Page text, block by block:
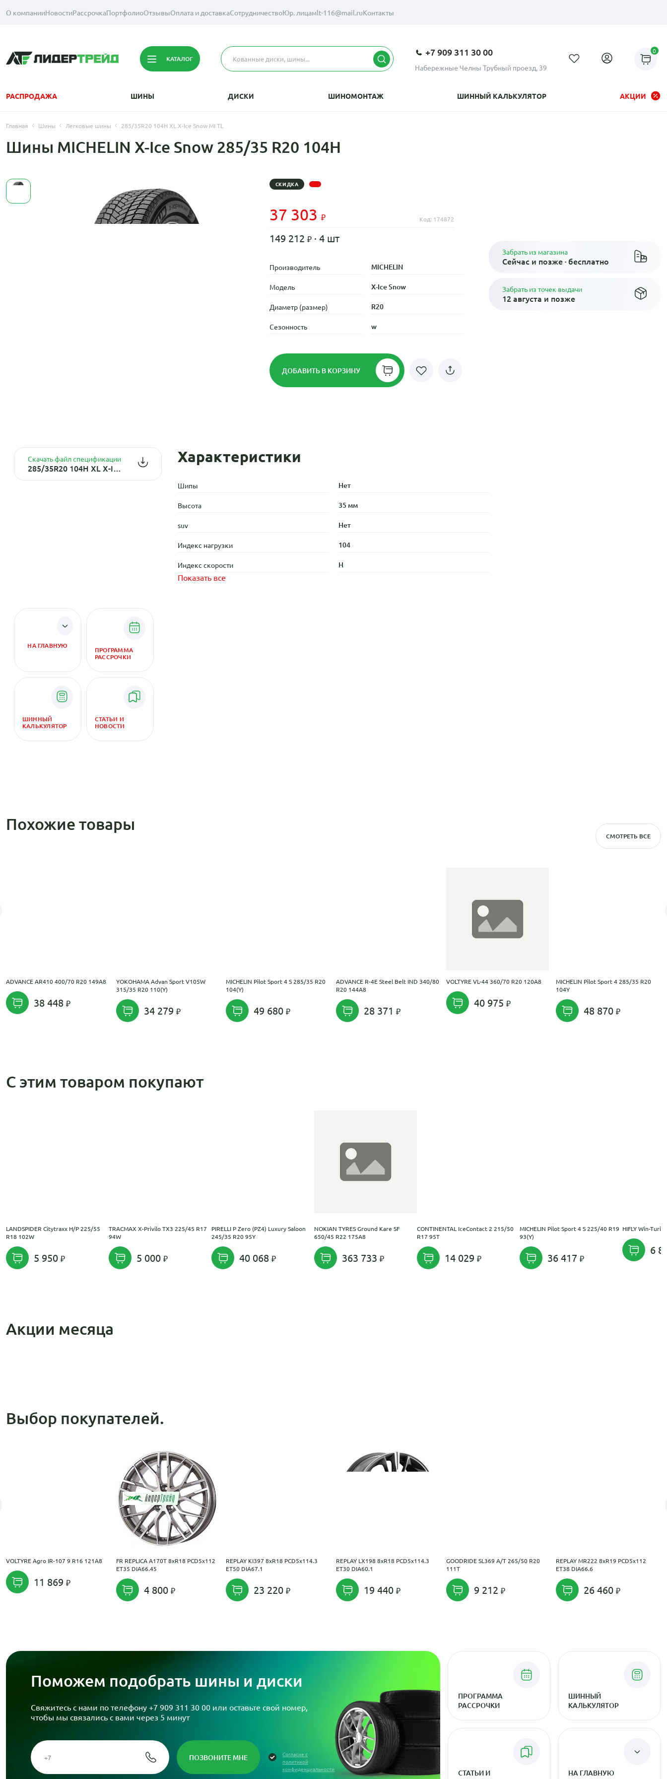
О компанииНовостиРассрочкаПортфолиоОтзывыОплата и доставкаСотрудничествоЮр. лицамlt-116@mail.ruКонтакты
КАТАЛОГ
+7 909 311 30 00
Набережные Челны Трубный проезд, 39
0
РАСПРОДАЖА ШИНЫ ДИСКИ ШИНОМОНТАЖ ШИННЫЙ КАЛЬКУЛЯТОР АКЦИИ
Главная Шины Легковые шины 285/35R20 104H XL X-Ice Snow MI TL
Шины MICHELIN X-Ice Snow 285/35 R20 104H
СКИДКА
37 303 Код: 174872
149 212 · 4 шт
Производитель MICHELIN
Модель X-Ice Snow
Диаметр (размер) R20
Сезонность w
ДОБАВИТЬ В КОРЗИНУ
Забрать из магазина
Сейчас и позже · бесплатно
Забрать из точек выдачи
12 августа и позже
Скачать файл спецификации
285/35R20 104H XL X-Ice Snow MI TL
Характеристики
Шипы Нет
Высота 35 мм
suv Нет
Индекс нагрузки 104
Индекс скорости H
Показать все
НА ГЛАВНУЮ
ПРОГРАММА
РАССРОЧКИ
ШИННЫЙ
КАЛЬКУЛЯТОР
СТАТЬИ И
НОВОСТИ
Похожие товары
СМОТРЕТЬ ВСЕ
ADVANCE AR410 400/70 R20 149A8
38 448
YOKOHAMA Advan Sport V105W
315/35 R20 110(Y)
34 279
MICHELIN Pilot Sport 4 S 285/35 R20
104(Y)
49 680
ADVANCE R-4E Steel Belt IND 340/80
R20 144A8
28 371
VOLTYRE VL-44 360/70 R20 120A8
40 975
MICHELIN Pilot Sport 4 285/35 R20
104Y
48 870
С этим товаром покупают
LANDSPIDER Citytraxx H/P 225/55
R18 102W
5 950
TRACMAX X-Privilo TX3 225/45 R17
94W
5 000
PIRELLI P Zero (PZ4) Luxury Saloon
245/35 R20 95Y
40 068
NOKIAN TYRES Ground Kare SF
650/45 R22 175A8
363 733
CONTINENTAL IceContact 2 215/50
R17 95T
14 029
MICHELIN Pilot Sport 4 S 225/40 R19
93(Y)
36 417
HIFLY Win-Turi
6
Акции месяца
Выбор покупателей.
VOLTYRE Agro IR-107 9 R16 121A8
11 869
FR REPLICA A170T 8xR18 PCD5x112
ET35 DIA66.45
4 800
REPLAY KI397 8xR18 PCD5x114.3
ET50 DIA67.1
23 220
REPLAY LX198 8xR18 PCD5x114.3
ET30 DIA60.1
19 440
GOODRIDE SL369 A/T 265/50 R20
111T
9 212
REPLAY MR222 8xR19 PCD5x112
ET38 DIA66.6
26 460
Поможем подобрать шины и диски
Свяжитесь с нами по телефону +7 909 311 30 00 или оставьте свой номер,
чтобы мы связались с вами через 5 минут
Согласие с
политикой
конфиденциальности
ПРОГРАММА
РАССРОЧКИ
ШИННЫЙ
КАЛЬКУЛЯТОР
СТАТЬИ И
НА ГЛАВНУЮ